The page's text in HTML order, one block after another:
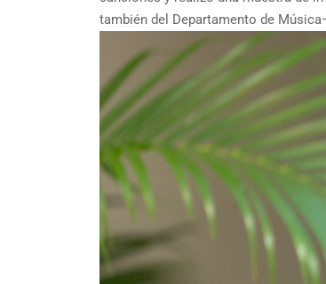
también del Departamento de